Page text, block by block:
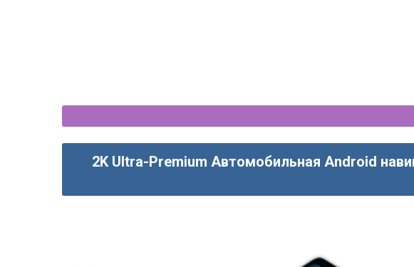
2K Ultra-Premium Автомобильная Android